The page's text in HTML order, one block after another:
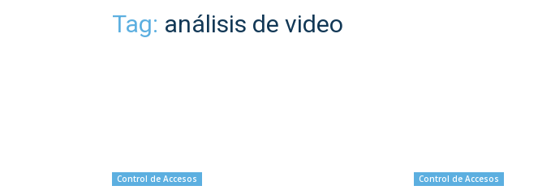
Tag: análisis de video
Control de Accesos Control de Accesos